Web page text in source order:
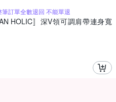
訂單全數退回 不能單退
HOLIC〛深V領可調肩帶連身寬